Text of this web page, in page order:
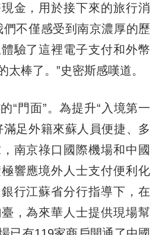
金，用於接下來的旅行消
們不僅感受到南京濃厚的歷
驗了這裡電子支付和外幣
太棒了。”史密斯感嘆道。
門面”。為提升“入境第一
滿足外籍來蘇人員便捷、多
南京祿口國際機場和中國
響應境外人士支付便利化
行江蘇省分行指導下，在
，為來華人士提供現場幫